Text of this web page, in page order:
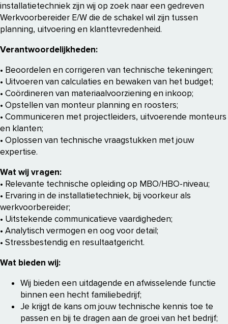
installatietechniek zijn wij op zoek naar een gedreven
Werkvoorbereider E/W die de schakel wil zijn tussen
planning, uitvoering en klanttevredenheid.
Verantwoordelijkheden:
• Beoordelen en corrigeren van technische tekeningen;
• Uitvoeren van calculaties en bewaken van het budget;
• Coördineren van materiaalvoorziening en inkoop;
• Opstellen van monteur planning en roosters;
• Communiceren met projectleiders, uitvoerende monteurs
en klanten;
• Oplossen van technische vraagstukken met jouw
expertise.
Wat wij vragen:
• Relevante technische opleiding op MBO/HBO-niveau;
• Ervaring in de installatietechniek, bij voorkeur als
werkvoorbereider;
• Uitstekende communicatieve vaardigheden;
• Analytisch vermogen en oog voor detail;
• Stressbestendig en resultaatgericht.
Wat bieden wij:
Wij bieden een uitdagende en afwisselende functie
binnen een hecht familiebedrijf;
Je krijgt de kans om jouw technische kennis toe te
passen en bij te dragen aan de groei van het bedrijf;